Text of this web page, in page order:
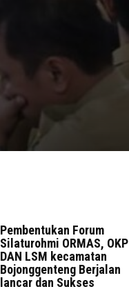
Pembentukan Forum
Silaturohmi ORMAS, OKP
DAN LSM kecamatan
Bojonggenteng Berjalan
lancar dan Sukses